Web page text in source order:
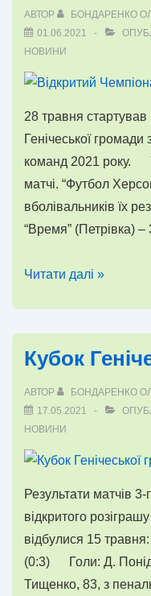
АВТОР БОНДАРЕНКО
01.06.2021
НОВИНИ
28 травня стартував
Генічеської
команд 2021 року.
матчі. “Футбол
вболівальників їх
“Время” (Петрівка)
Відкритий
Читати далі »
Кубок
АВТОР БОНДАРЕНКО
17.05.2021
НОВИНИ
Результати матчів
відкритого
відбулися 15
(0:3) Голи: Д.
Тищенко, 83, з